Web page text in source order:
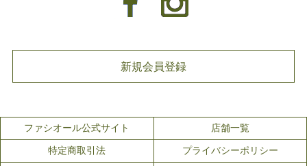
新規会員登録
ファシオール公式サイト 店舗一覧
特定商取引法 プライバシーポリシー